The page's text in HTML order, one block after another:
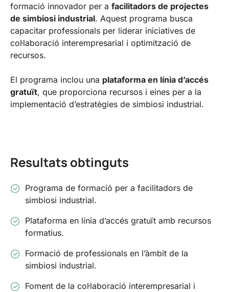
formació innovador per a facilitadors de projectes
de simbiosi industrial. Aquest programa busca
capacitar professionals per liderar iniciatives de
col·laboració interempresarial i optimització de
recursos.
El programa inclou una plataforma en línia d’accés
gratuït, que proporciona recursos i eines per a la
implementació d’estratègies de simbiosi industrial.
Resultats obtinguts
Programa de formació per a facilitadors de
simbiosi industrial.
Plataforma en línia d’accés gratuït amb recursos
formatius.
Formació de professionals en l’àmbit de la
simbiosi industrial.
Foment de la col·laboració interempresarial i